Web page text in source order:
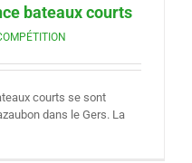
bateaux courts
courts se sont
dans le Gers. La